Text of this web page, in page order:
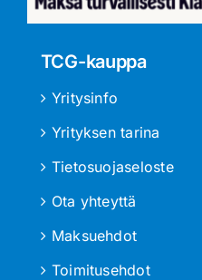
TCG-kauppa
Yritysinfo
Yrityksen tarina
Tietosuojaseloste
Ota yhteyttä
Maksuehdot
Toimitusehdot